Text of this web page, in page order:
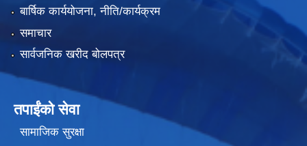
बार्षिक कार्ययोजना, नीति/कार्यक्रम
समाचार
सार्वजनिक खरीद बोलपत्र
तपाईंको सेवा
सामाजिक सुरक्षा